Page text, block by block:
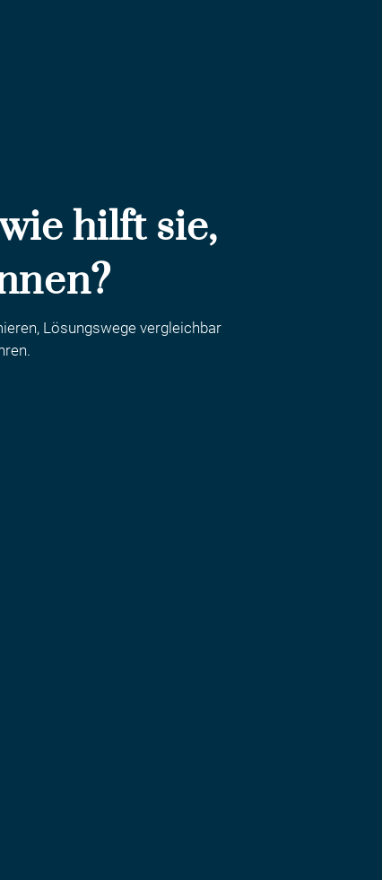
hilft sie,
Lösungswege vergleichbar